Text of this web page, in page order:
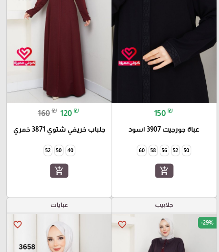
150 ₪
عباة جورجيت 3907 اسود
50
52
56
58
60
add_shopping_cart
160₪ 120 ₪
جلباب خريفي شتوي 3871 خمري
40
50
52
add_shopping_cart
جلابيب
favorite_border -29%
عبايات
favorite_border